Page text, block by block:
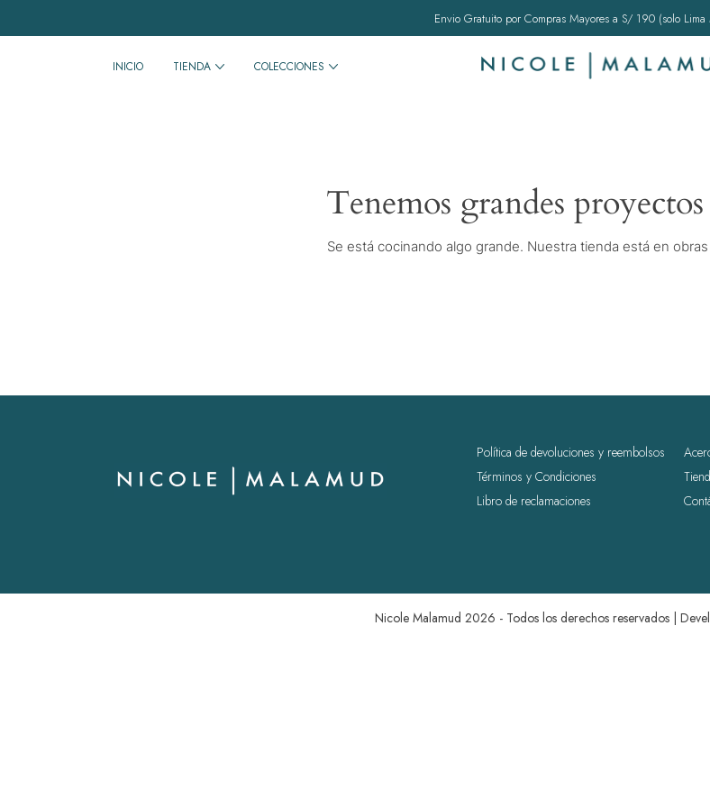
Envio Gratuito por Compras Mayores a S/ 190 (solo Lima
INICIO TIENDA COLECCIONES
Tenemos grandes
Se está cocinando algo grande. Nuestra tienda está en
Política de devoluciones y reembolsos
Términos y Condiciones
Libro de reclamaciones
Nicole Malamud 2026 - Todos los derechos reservados |